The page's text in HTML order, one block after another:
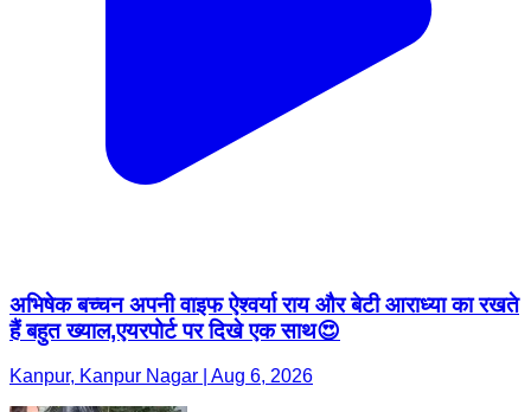
अभिषेक बच्चन अपनी वाइफ ऐश्वर्या राय और बेटी आराध्या का रखते
हैं बहुत ख्याल,एयरपोर्ट पर दिखे एक साथ😍
Kanpur, Kanpur Nagar | Aug 6, 2026